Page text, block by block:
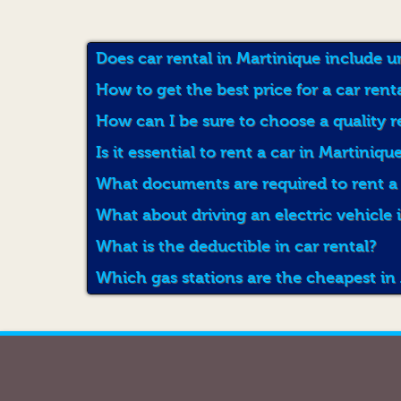
Does car rental in Martinique include
How to get the best price for a car
How can I be sure to choose a quality
Is it essential to rent a car in
What documents are required to rent
What about driving an electric vehicle
What is the deductible in car rental?
Which gas stations are the cheapest